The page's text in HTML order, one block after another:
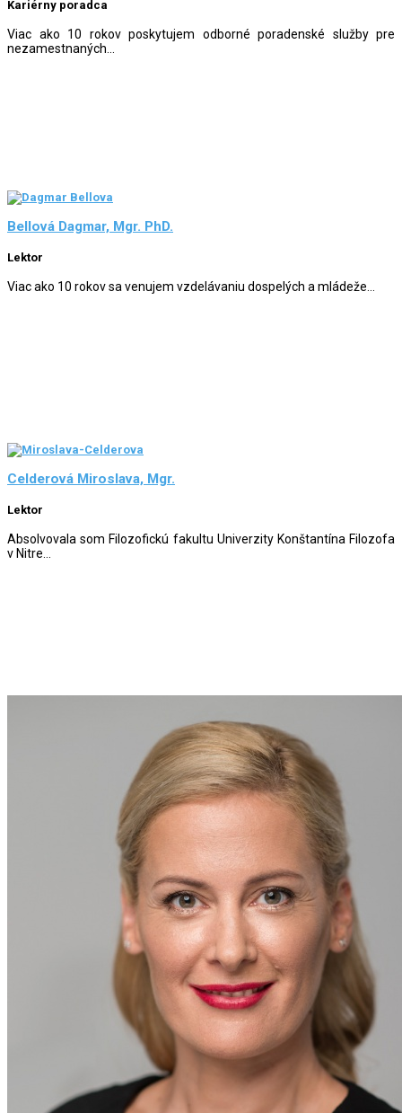
Kariérny poradca
Viac ako 10 rokov poskytujem odborné poradenské služby pre
nezamestnaných...
Bellová Dagmar, Mgr. PhD.
Lektor
Viac ako 10 rokov sa venujem vzdelávaniu dospelých a mládeže...
Celderová Miroslava, Mgr.
Lektor
Absolvovala som Filozofickú fakultu Univerzity Konštantína Filozofa
v Nitre...